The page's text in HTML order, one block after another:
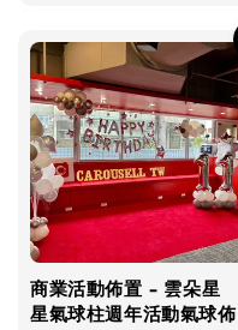
商業活動佈置 - 雲朵星
星氣球柱週年活動氣球佈